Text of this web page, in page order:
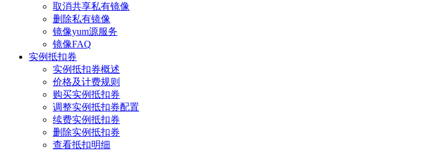
取消共享私有镜像
删除私有镜像
镜像yum源服务
镜像FAQ
实例抵扣券
实例抵扣券概述
价格及计费规则
购买实例抵扣券
调整实例抵扣券配置
续费实例抵扣券
删除实例抵扣券
查看抵扣明细